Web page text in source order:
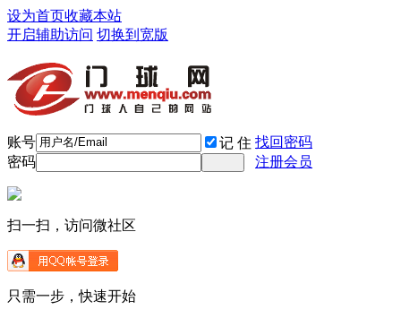
设为首页收藏本站
开启辅助访问 切换到宽版
账号 记 住 找回密码
密码
注册会员
扫一扫，访问微社区
只需一步，快速开始